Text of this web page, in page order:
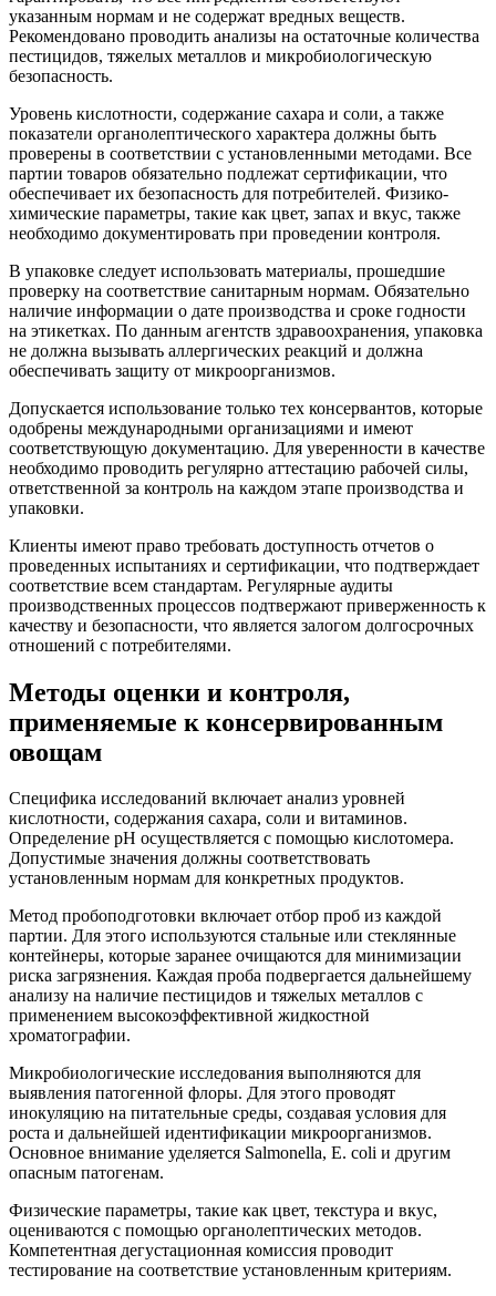
указанным нормам и не содержат вредных веществ.
Рекомендовано проводить анализы на остаточные количества
пестицидов, тяжелых металлов и микробиологическую
безопасность.
Уровень кислотности, содержание сахара и соли, а также
показатели органолептического характера должны быть
проверены в соответствии с установленными методами. Все
партии товаров обязательно подлежат сертификации, что
обеспечивает их безопасность для потребителей. Физико-
химические параметры, такие как цвет, запах и вкус, также
необходимо документировать при проведении контроля.
В упаковке следует использовать материалы, прошедшие
проверку на соответствие санитарным нормам. Обязательно
наличие информации о дате производства и сроке годности
на этикетках. По данным агентств здравоохранения, упаковка
не должна вызывать аллергических реакций и должна
обеспечивать защиту от микроорганизмов.
Допускается использование только тех консервантов, которые
одобрены международными организациями и имеют
соответствующую документацию. Для уверенности в качестве
необходимо проводить регулярно аттестацию рабочей силы,
ответственной за контроль на каждом этапе производства и
упаковки.
Клиенты имеют право требовать доступность отчетов о
проведенных испытаниях и сертификации, что подтверждает
соответствие всем стандартам. Регулярные аудиты
производственных процессов подтвержают приверженность к
качеству и безопасности, что является залогом долгосрочных
отношений с потребителями.
Методы оценки и контроля,
применяемые к консервированным
овощам
Специфика исследований включает анализ уровней
кислотности, содержания сахара, соли и витаминов.
Определение pH осуществляется с помощью кислотомера.
Допустимые значения должны соответствовать
установленным нормам для конкретных продуктов.
Метод пробоподготовки включает отбор проб из каждой
партии. Для этого используются стальные или стеклянные
контейнеры, которые заранее очищаются для минимизации
риска загрязнения. Каждая проба подвергается дальнейшему
анализу на наличие пестицидов и тяжелых металлов с
применением высокоэффективной жидкостной
хроматографии.
Микробиологические исследования выполняются для
выявления патогенной флоры. Для этого проводят
инокуляцию на питательные среды, создавая условия для
роста и дальнейшей идентификации микроорганизмов.
Основное внимание уделяется Salmonella, E. coli и другим
опасным патогенам.
Физические параметры, такие как цвет, текстура и вкус,
оцениваются с помощью органолептических методов.
Компетентная дегустационная комиссия проводит
тестирование на соответствие установленным критериям.